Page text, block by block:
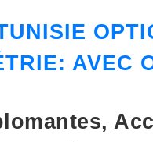
: AVEC